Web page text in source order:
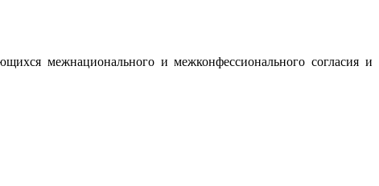
межнационального и межконфессионального согласия и